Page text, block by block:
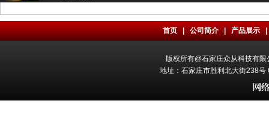
首页|公司简介|产品展示
版权所有@石家庄众从科技有
地址：石家庄市胜利北大街238